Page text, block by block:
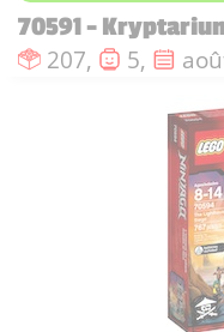
70591 -
Nombre de
207, Nombre
5,